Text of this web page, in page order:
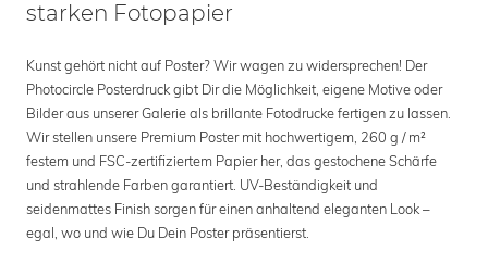
starken Fotopapier
Kunst gehört nicht auf Poster? Wir wagen zu widersprechen! Der
Photocircle Posterdruck gibt Dir die Möglichkeit, eigene Motive oder
Bilder aus unserer Galerie als brillante Fotodrucke fertigen zu lassen.
Wir stellen unsere Premium Poster mit hochwertigem, 260 g / m²
festem und FSC-zertifiziertem Papier her, das gestochene Schärfe
und strahlende Farben garantiert. UV-Beständigkeit und
seidenmattes Finish sorgen für einen anhaltend eleganten Look –
egal, wo und wie Du Dein Poster präsentierst.